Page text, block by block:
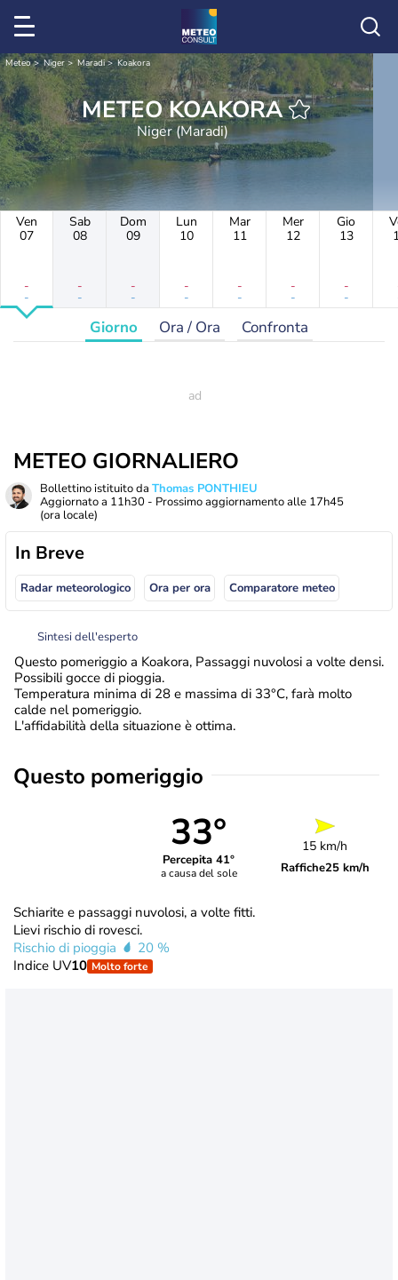
Meteo Niger Maradi Koakora
METEO KOAKORA
Niger (Maradi)
Ven
07
-
-
Sab
08
-
-
Dom
09
-
-
Lun
10
-
-
Mar
11
-
-
Mer
12
-
-
Gio
13
-
-
Giorno Ora / Ora Confronta
METEO GIORNALIERO
Bollettino istituito da Thomas PONTHIEU
Aggiornato a 11h30 - Prossimo aggiornamento alle 17h45
(ora locale)
In Breve
Radar meteorologico Ora per ora Comparatore meteo
Sintesi dell'esperto
Questo pomeriggio a Koakora, Passaggi nuvolosi a volte densi.
Possibili gocce di pioggia.
Temperatura minima di 28 e massima di 33°C, farà molto
calde nel pomeriggio.
L'affidabilità della situazione è ottima.
Questo pomeriggio
33°
Percepita 41°
a causa del sole
15 km/h
Raffiche25 km/h
Schiarite e passaggi nuvolosi, a volte fitti.
Lievi rischio di rovesci.
Rischio di pioggia
20 %
Indice UV10 Molto forte